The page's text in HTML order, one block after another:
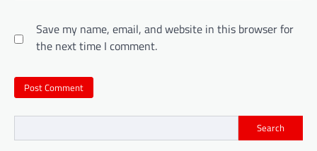
Save my name, email, and website in this browser for
the next time I comment.
Search